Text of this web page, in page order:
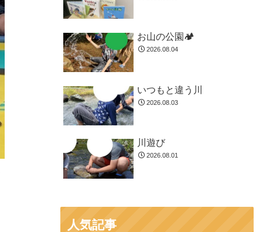
お山の公園🏕️
2026.08.04
いつもと違う川
2026.08.03
川遊び
2026.08.01
人気記事